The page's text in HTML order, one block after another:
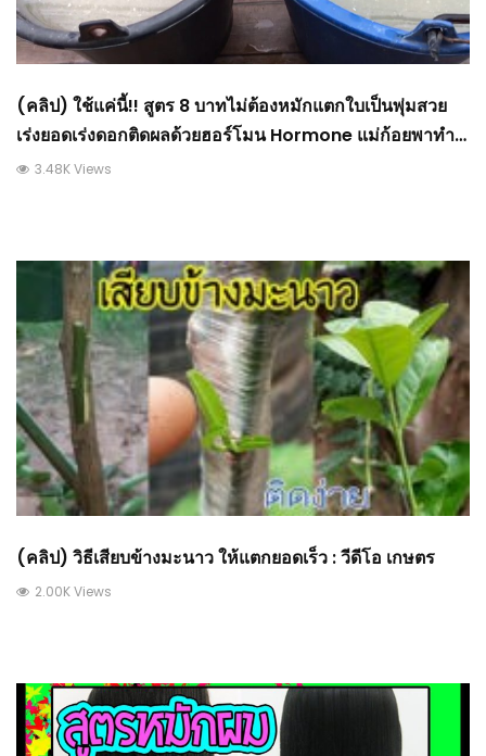
(คลิป) ใช้แค่นี้!! สูตร 8 บาทไม่ต้องหมักแตกใบเป็นพุ่มสวย
เร่งยอดเร่งดอกติดผลด้วยฮอร์โมน Hormone แม่ก้อยพาทำ :
วีดีโอ เกษตร
3.48K Views
(คลิป) วิธีเสียบข้างมะนาว ให้แตกยอดเร็ว : วีดีโอ เกษตร
2.00K Views